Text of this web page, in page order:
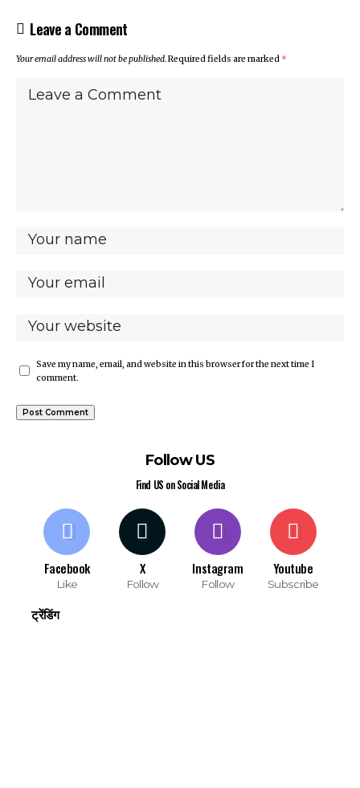
Leave a Comment
Your email address will not be published.Required fields are marked *
Save my name, email, and website in this browser for the next time I
comment.
Follow US
Find US on Social Media
Facebook
Like
X
Follow
Instagram
Follow
Youtube
Subscribe
ट्रेंडिंग